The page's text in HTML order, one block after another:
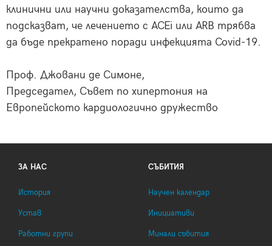
клинични или научни доказателства, които да
подсказват, че лечението с ACEi или ARB трябва
да бъде прекратено поради инфекцията Covid-19.
Проф. Джовани де Симоне,
Председател, Съвет по хипертония на
Европейското кардиологично дружество
ЗА НАС
История
Устав
Работни групи
СЪБИТИЯ
Научен календар
Инициативи
Минали събития